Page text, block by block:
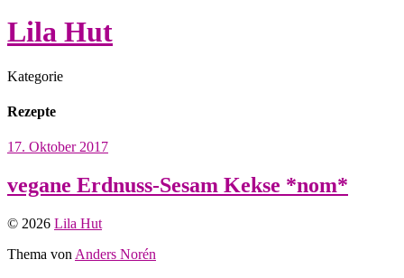
Lila Hut
Kategorie
Rezepte
17. Oktober 2017
vegane Erdnuss-Sesam Kekse *nom*
© 2026 Lila Hut
Thema von Anders Norén